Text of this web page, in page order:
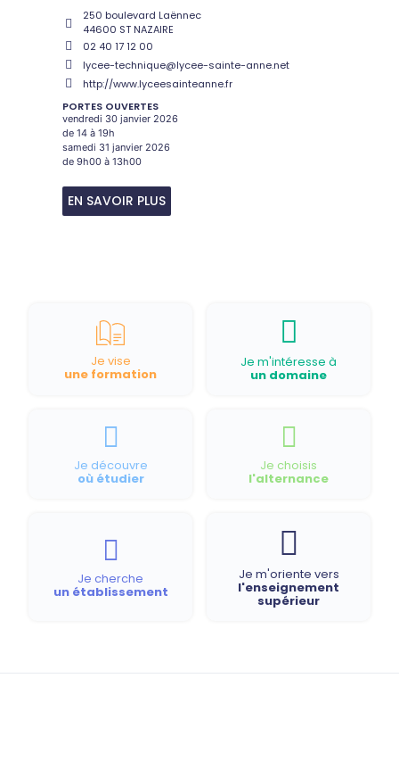
250 boulevard Laënnec
44600 ST NAZAIRE
02 40 17 12 00
lycee-technique@lycee-sainte-anne.net
http://www.lyceesainteanne.fr
PORTES OUVERTES
vendredi 30 janvier 2026
de 14 à 19h
samedi 31 janvier 2026
de 9h00 à 13h00
EN SAVOIR PLUS
Je vise
une formation
Je m'intéresse à
un domaine
Je découvre
où étudier
Je choisis
l'alternance
Je cherche
un établissement
Je m'oriente vers
l'enseignement
supérieur